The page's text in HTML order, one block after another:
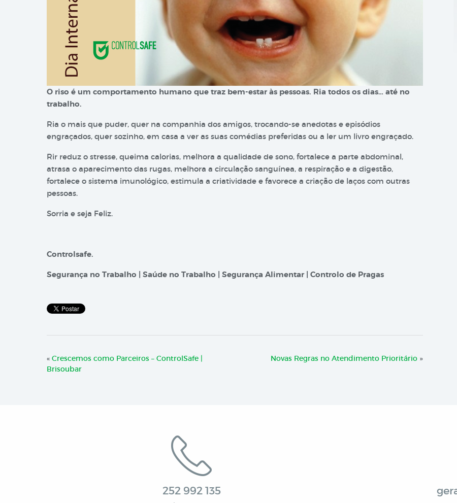
O riso é um comportamento humano que traz bem-estar às pessoas. Ria todos os dias… até no
trabalho.
Ria o mais que puder, quer na companhia dos amigos, trocando-se anedotas e episódios
engraçados, quer sozinho, em casa a ver as suas comédias preferidas ou a ler um livro engraçado.
Rir reduz o stresse, queima calorias, melhora a qualidade de sono, fortalece a parte abdominal,
atrasa o aparecimento das rugas, melhora a circulação sanguínea, a respiração e a digestão,
fortalece o sistema imunológico, estimula a criatividade e favorece a criação de laços com outras
pessoas.
Sorria e seja Feliz.
Controlsafe.
Segurança no Trabalho | Saúde no Trabalho | Segurança Alimentar | Controlo de Pragas
« Crescemos como Parceiros – ControlSafe |
Brisoubar
Novas Regras no Atendimento Prioritário »
252 992 135